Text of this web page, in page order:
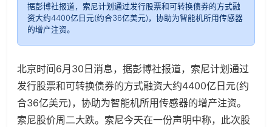
据彭博社报道，索尼计划通过发行股票和可转换债券的方式融
资大约4400亿日元(约合36亿美元)，协助为智能机所用传感器
的增产注资。
北京时间6月30日消息，据彭博社报道，索尼计划通过
发行股票和可转换债券的方式融资大约4400亿日元(约
合36亿美元)，协助为智能机所用传感器的增产注资。
索尼股价周二大跌。索尼今天在一份声明中称，此次股